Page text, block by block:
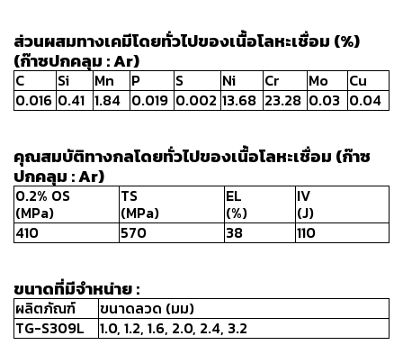
ไฟฟ้า
(MMA)
-
(TIG)
-
เชื่อม
ซี
-
เชื่อม
ส่วนผสมทางเคมีโดยทั่วไปของเนื้อโลหะเชื่อม (%)
(ก๊าซปกคลุม : Ar)
C Si Mn P S Ni Cr Mo
Cu
0.016 0.41 1.84 0.019 0.002 13.68 23.28 0.03 0.04
คุณสมบัติทางกลโดยทั่วไปของเนื้อโลหะเชื่อม (ก๊าซ
ปกคลุม : Ar)
0.2% OS
(MPa)
TS
(MPa)
EL
(%)
IV
(J)
410
570 38 110
ขนาดที่มีจำหน่าย:
ผลิตภัณฑ์ ขนาดลวด (มม)
TG-S309L
1.0, 1.2, 1.6, 2.0, 2.4, 3.2